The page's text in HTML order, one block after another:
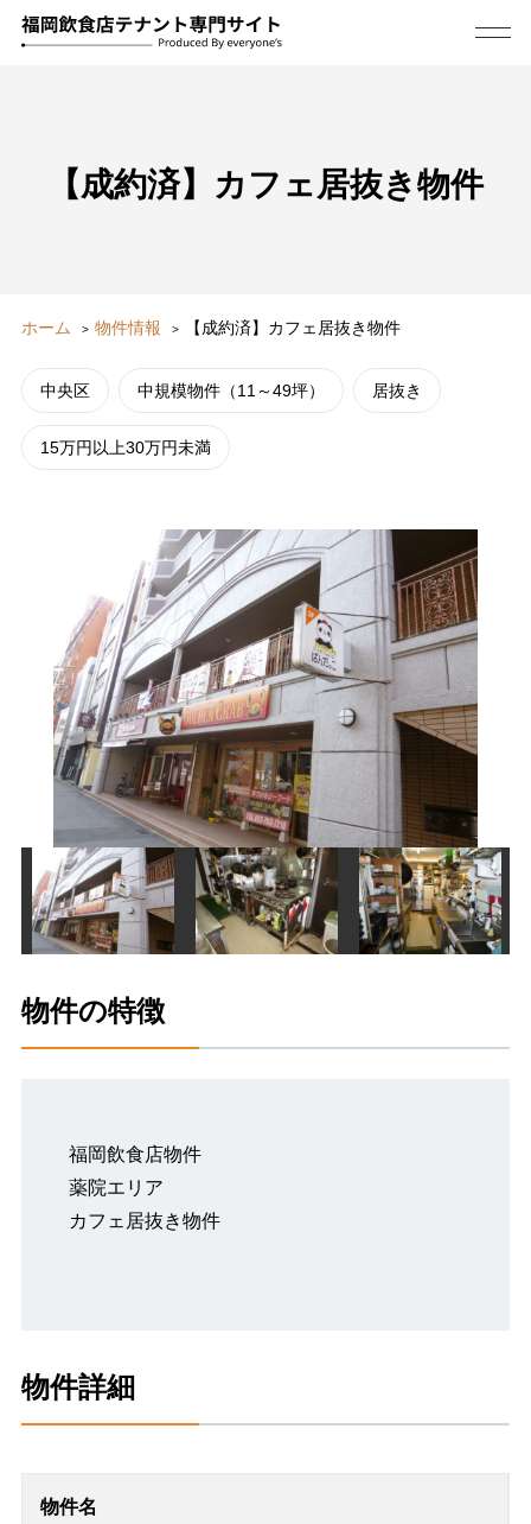
【成約済】カフェ居抜き物件
ホーム 物件情報 【成約済】カフェ居抜き物件
中央区 中規模物件（11～49坪） 居抜き
15万円以上30万円未満
物件の特徴
福岡飲食店物件
薬院エリア
カフェ居抜き物件
物件詳細
物件名